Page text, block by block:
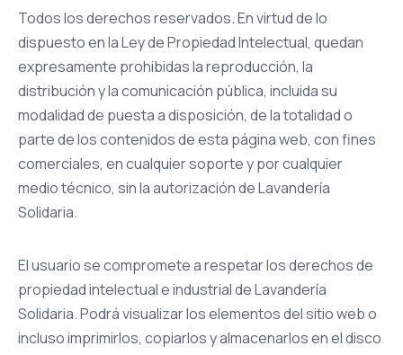
Todos los derechos reservados. En virtud de lo
dispuesto en la Ley de Propiedad Intelectual, quedan
expresamente prohibidas la reproducción, la
distribución y la comunicación pública, incluida su
modalidad de puesta a disposición, de la totalidad o
parte de los contenidos de esta página web, con fines
comerciales, en cualquier soporte y por cualquier
medio técnico, sin la autorización de Lavandería
Solidaria.
El usuario se compromete a respetar los derechos de
propiedad intelectual e industrial de Lavandería
Solidaria. Podrá visualizar los elementos del sitio web o
incluso imprimirlos, copiarlos y almacenarlos en el disco